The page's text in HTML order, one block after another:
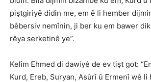
piştgiriyê didin me, em ê li hember
bêbersiv nemînin, ji ber ku em bawer
rêya serketinê ye”.
Kelîm Ehmed di dawiyê de ev tişt got:
Kurd, Ereb, Suryan, Asûrî û Ermenî wê li